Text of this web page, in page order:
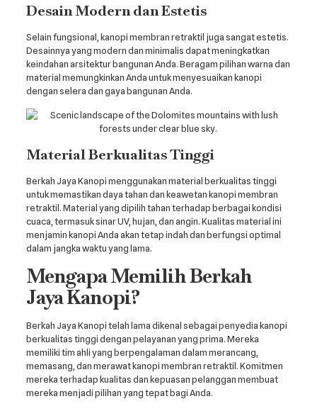
Desain Modern dan Estetis
Selain fungsional, kanopi membran retraktil juga sangat estetis.
Desainnya yang modern dan minimalis dapat meningkatkan
keindahan arsitektur bangunan Anda. Beragam pilihan warna dan
material memungkinkan Anda untuk menyesuaikan kanopi
dengan selera dan gaya bangunan Anda.
Material Berkualitas Tinggi
Berkah Jaya Kanopi menggunakan material berkualitas tinggi
untuk memastikan daya tahan dan keawetan kanopi membran
retraktil. Material yang dipilih tahan terhadap berbagai kondisi
cuaca, termasuk sinar UV, hujan, dan angin. Kualitas material ini
menjamin kanopi Anda akan tetap indah dan berfungsi optimal
dalam jangka waktu yang lama.
Mengapa Memilih Berkah
Jaya Kanopi?
Berkah Jaya Kanopi telah lama dikenal sebagai penyedia kanopi
berkualitas tinggi dengan pelayanan yang prima. Mereka
memiliki tim ahli yang berpengalaman dalam merancang,
memasang, dan merawat kanopi membran retraktil. Komitmen
mereka terhadap kualitas dan kepuasan pelanggan membuat
mereka menjadi pilihan yang tepat bagi Anda.